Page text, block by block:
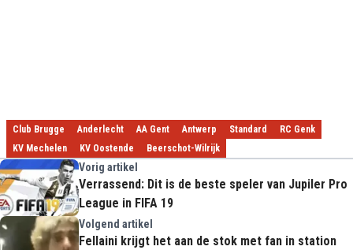
Club Brugge Anderlecht AA Gent Antwerp Standard
RC Genk
KV Mechelen
KV Oostende Beerschot-Wilrijk
Vorig artikel
Verrassend: Dit is de beste speler van Jupiler Pro
League in FIFA 19
Volgend artikel
Fellaini krijgt het aan de stok met fan in station